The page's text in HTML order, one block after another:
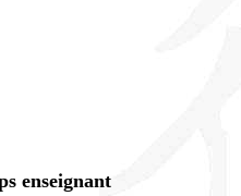
enseignant